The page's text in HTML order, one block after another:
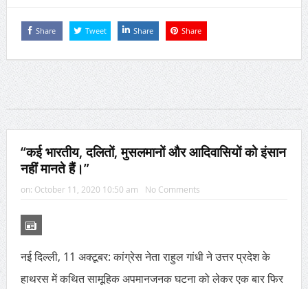
Share Tweet Share Share
“कई भारतीय, दलितों, मुसलमानों और आदिवासियों को इंसान
नहीं मानते हैं।”
on: October 11, 2020 10:50 am No Comments
नई दिल्ली, 11 अक्टूबर: कांग्रेस नेता राहुल गांधी ने उत्तर प्रदेश के
हाथरस में कथित सामूहिक अपमानजनक घटना को लेकर एक बार फिर